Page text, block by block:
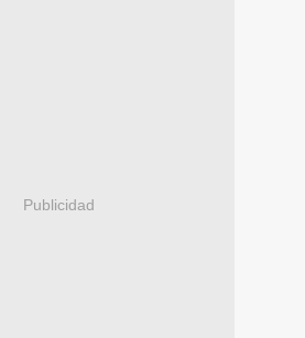
Publicidad